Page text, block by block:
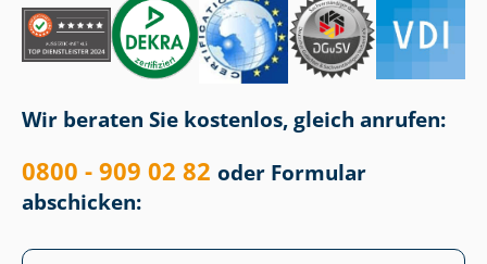
Wir beraten Sie kostenlos, gleich anrufen:
0800 - 909 02 82 oder Formular
abschicken: